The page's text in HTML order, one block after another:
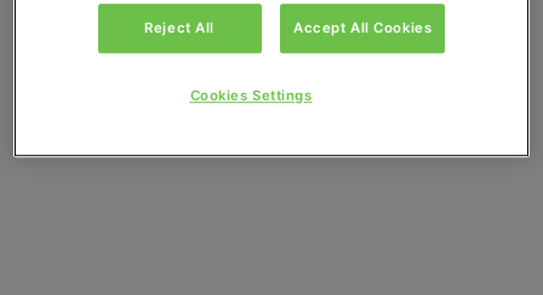
Reject All Accept All Cookies
Cookies Settings